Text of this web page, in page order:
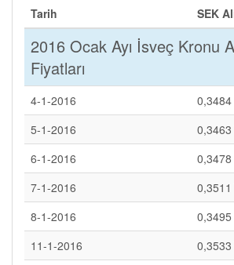
Tarih
SEK
2016 Ocak Ayı İsveç Kronu
Fiyatları
4-1-2016
5-1-2016
6-1-2016
7-1-2016
8-1-2016
11-1-2016